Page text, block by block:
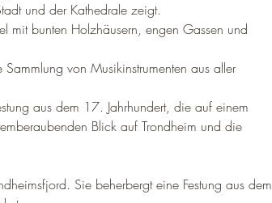
und der Kathedrale zeigt.
mit bunten Holzhäusern, engen Gassen und
von Musikinstrumenten aus aller
aus dem 17. Jahrhundert, die auf einem
Blick auf Trondheim und die
Sie beherbergt eine Festung aus dem